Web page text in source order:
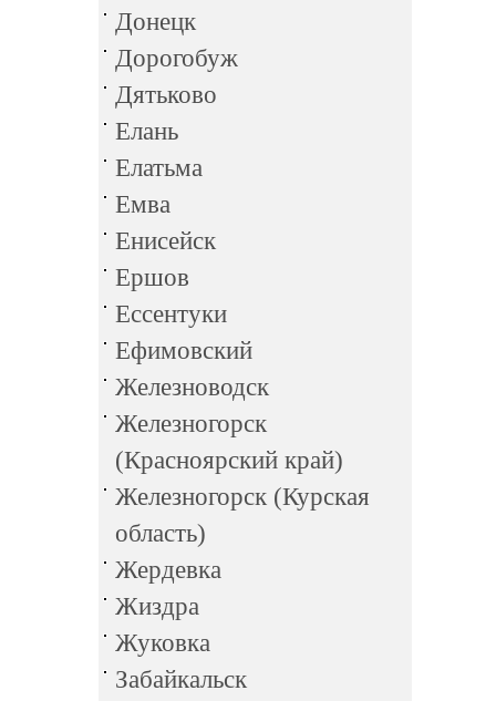
Донецк
Дорогобуж
Дятьково
Елань
Елатьма
Емва
Енисейск
Ершов
Ессентуки
Ефимовский
Железноводск
Железногорск
(Красноярский край)
Железногорск (Курская
область)
Жердевка
Жиздра
Жуковка
Забайкальск